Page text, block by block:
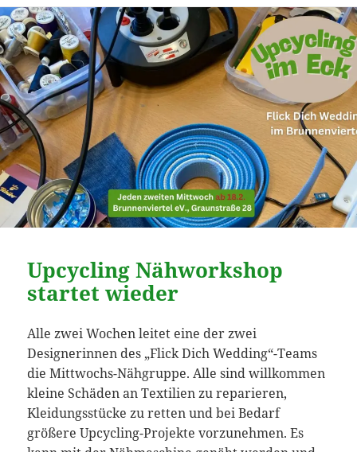
Upcycling Nähworkshop
startet wieder
Alle zwei Wochen leitet eine der zwei
Designerinnen des „Flick Dich Wedding“-Teams
die Mittwochs-Nähgruppe. Alle sind willkommen
kleine Schäden an Textilien zu reparieren,
Kleidungsstücke zu retten und bei Bedarf
größere Upcycling-Projekte vorzunehmen. Es